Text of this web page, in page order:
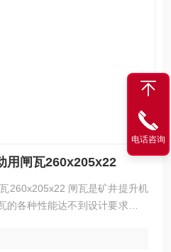
用闸瓦260x205x22
260x205x22 闸瓦是矿井提升机
各种性能达不到设计要求，就
控制提升机的运行。
电话咨询